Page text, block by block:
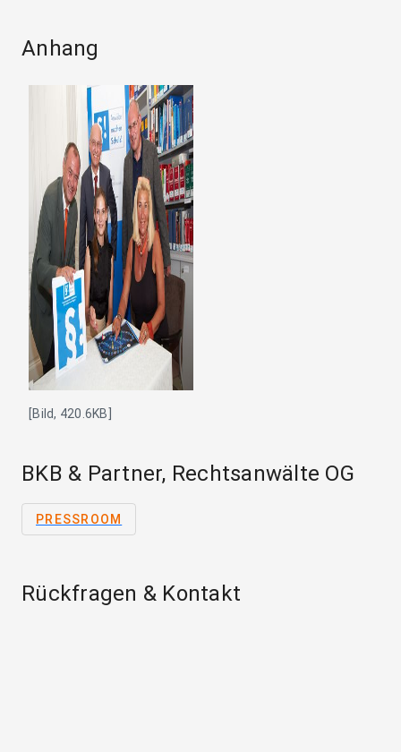
Anhang
[Bild, 420.6KB]
BKB & Partner, Rechtsanwälte OG
PRESSROOM
Rückfragen & Kontakt